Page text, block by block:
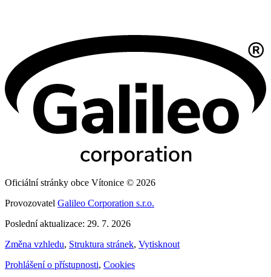
Oficiální stránky obce Vítonice © 2026
Provozovatel Galileo Corporation s.r.o.
Poslední aktualizace: 29. 7. 2026
Změna vzhledu, Struktura stránek, Vytisknout
Prohlášení o přístupnosti, Cookies